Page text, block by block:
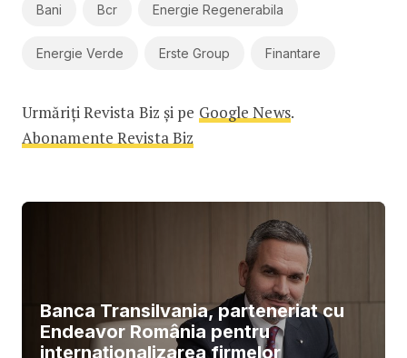
Bani Bcr Energie Regenerabila
Energie Verde Erste Group Finantare
Urmăriți Revista Biz și pe Google News.
Abonamente Revista Biz
Banca Transilvania, parteneriat cu
Endeavor România pentru
internaționalizarea firmelor